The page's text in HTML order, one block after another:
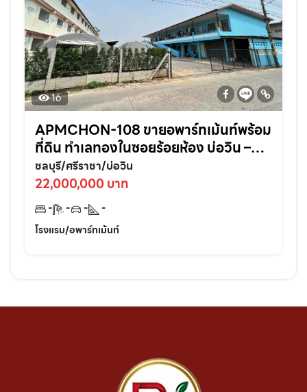
16
APMCHON-108 ขายอพาร์ทเม้นท์พร้อม
ที่ดิน ทำเลทองในซอยร้อยห้อง บ่อวิน –
ศรีราชา ติดแหล่งชุมชนเหมาะลงทุนต่อย
อดทันที!
ชลบุรี/ศรีราชา/บ่อวิน
22,000,000 บาท
- - -
-
โรงแรม/อพาร์ทเม้นท์